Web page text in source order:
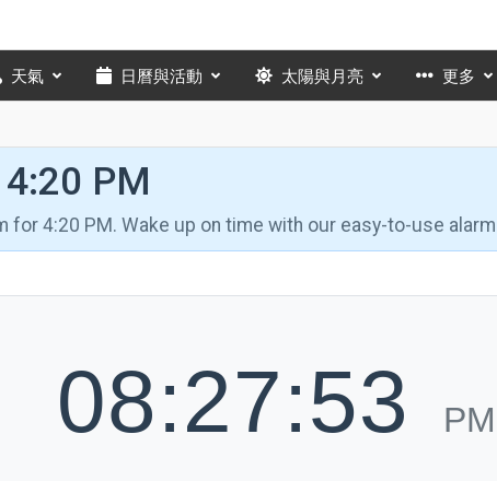
天氣 日曆與活動 太陽與月亮 更多
PM
for 4:20 PM. Wake up on time with our easy-to-use
08:27:54 PM